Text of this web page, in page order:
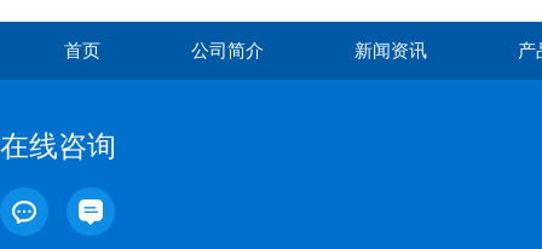
首页 公司简介 新闻资讯 产
在线咨询